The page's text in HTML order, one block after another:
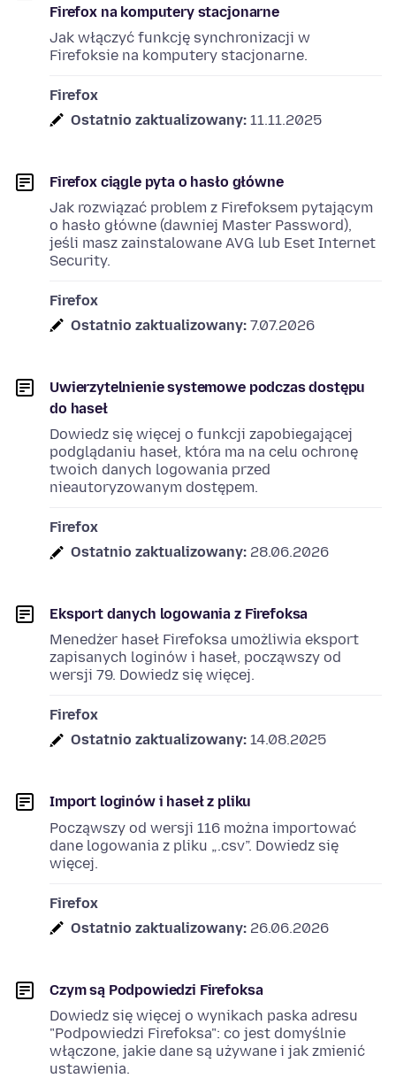
Firefox na komputery stacjonarne
Jak włączyć funkcję synchronizacji w
Firefoksie na komputery stacjonarne.
Firefox
Ostatnio zaktualizowany: 11.11.2025
Firefox ciągle pyta o hasło główne
Jak rozwiązać problem z Firefoksem pytającym
o hasło główne (dawniej Master Password),
jeśli masz zainstalowane AVG lub Eset Internet
Security.
Firefox
Ostatnio zaktualizowany: 7.07.2026
Uwierzytelnienie systemowe podczas dostępu
do haseł
Dowiedz się więcej o funkcji zapobiegającej
podglądaniu haseł, która ma na celu ochronę
twoich danych logowania przed
nieautoryzowanym dostępem.
Firefox
Ostatnio zaktualizowany: 28.06.2026
Eksport danych logowania z Firefoksa
Menedżer haseł Firefoksa umożliwia eksport
zapisanych loginów i haseł, począwszy od
wersji 79. Dowiedz się więcej.
Firefox
Ostatnio zaktualizowany: 14.08.2025
Import loginów i haseł z pliku
Począwszy od wersji 116 można importować
dane logowania z pliku „.csv”. Dowiedz się
więcej.
Firefox
Ostatnio zaktualizowany: 26.06.2026
Czym są Podpowiedzi Firefoksa
Dowiedz się więcej o wynikach paska adresu
"Podpowiedzi Firefoksa": co jest domyślnie
włączone, jakie dane są używane i jak zmienić
ustawienia.